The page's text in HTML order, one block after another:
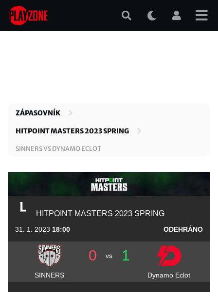
Přejít
hlavnímu
ZÁPASOVNÍK
HITPOINT MASTERS 2023 SPRING
SINNERS VS DYNAMO ECLOT
HITPOINT MASTERS 2023 SPRING
31. 1. 2023 18:00 ODEHRÁNO
0 vs 1
SINNERS Dynamo Eclot